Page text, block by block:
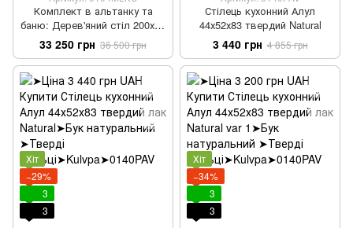
Комплект в альтанку та
баню: Дерев'яний стіл 200х90
см + 4 стільців масив дерева
33 250 грн 36 500 грн
Стілець кухонний Алул
44х52х83 твердий Natural
3 440 грн 4 855 грн
Хіт
−29%
3
3
Хіт
−34%
3
3